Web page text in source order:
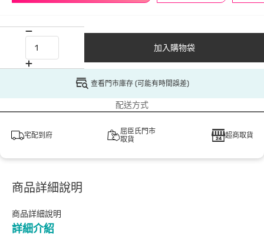
加入購物袋
查看門市庫存 (可能有時間誤差)
配送方式
宅配到府
屈臣氏門市
取貨
超商取貨
商品詳細說明
商品詳細說明
詳細介紹